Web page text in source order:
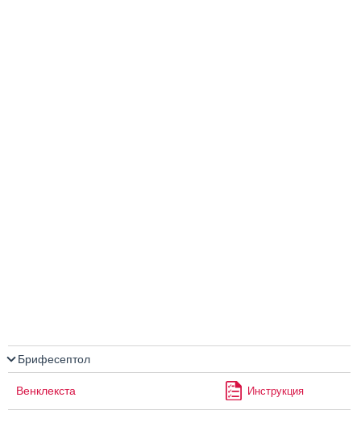
Брифесептол
Венклекста Инструкция